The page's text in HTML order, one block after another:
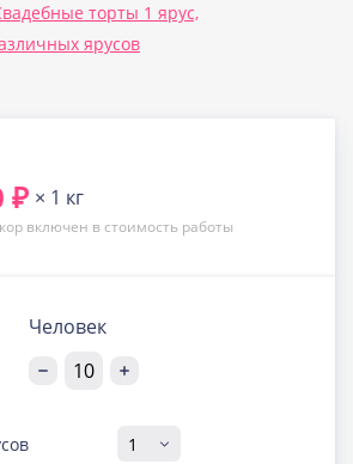
торты 1 ярус,
ярусов
₽ × 1 кг
включен в стоимость работы
Человек